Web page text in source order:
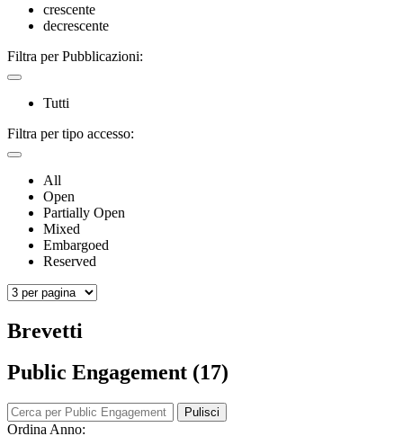
crescente
decrescente
Filtra per Pubblicazioni:
Tutti
Filtra per tipo accesso:
All
Open
Partially Open
Mixed
Embargoed
Reserved
Brevetti
Public Engagement (17)
Pulisci
Ordina Anno: